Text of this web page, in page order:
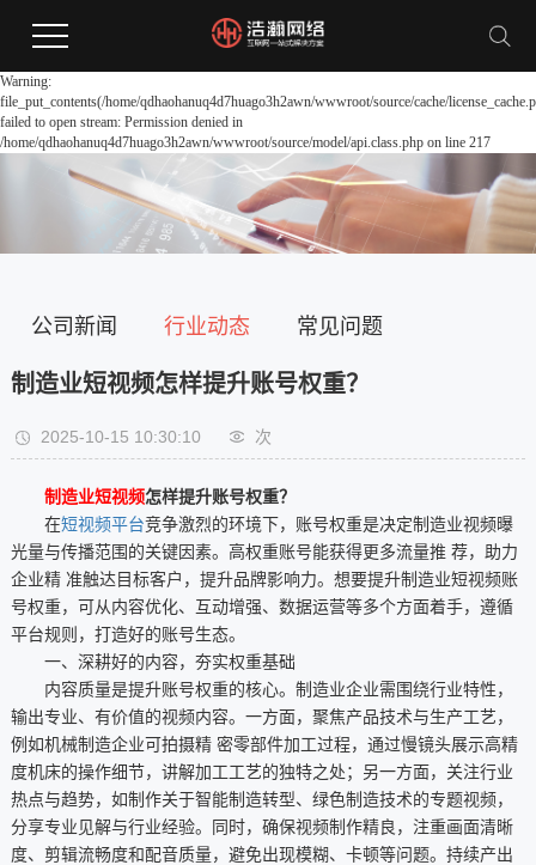
Warning:
file_put_contents(/home/qdhaohanuq4d7huago3h2awn/wwwroot/source/cache/
failed to open stream: Permission denied in
/home/qdhaohanuq4d7huago3h2awn/wwwroot/source/model/api.class.php on line 217
公司新闻 行业动态 常见问题
制造业短视频怎样提升账号权重？
2025-10-15 10:30:10 次
制造业短视频怎样提升账号权重？
在短视频平台竞争激烈的环境下，账号权重是决定制造业视频曝
光量与传播范围的关键因素。高权重账号能获得更多流量推 荐，助力
企业精 准触达目标客户，提升品牌影响力。想要提升制造业短视频账
号权重，可从内容优化、互动增强、数据运营等多个方面着手，遵循
平台规则，打造好的账号生态。
一、深耕好的内容，夯实权重基础
内容质量是提升账号权重的核心。制造业企业需围绕行业特性，
输出专业、有价值的视频内容。一方面，聚焦产品技术与生产工艺，
例如机械制造企业可拍摄精 密零部件加工过程，通过慢镜头展示高精
度机床的操作细节，讲解加工工艺的独特之处；另一方面，关注行业
热点与趋势，如制作关于智能制造转型、绿色制造技术的专题视频，
分享专业见解与行业经验。同时，确保视频制作精良，注重画面清晰
度、剪辑流畅度和配音质量，避免出现模糊、卡顿等问题。持续产出